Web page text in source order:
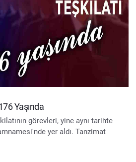
Yaşında
görevleri, yine aynı tarihte
yer aldı. Tanzimat